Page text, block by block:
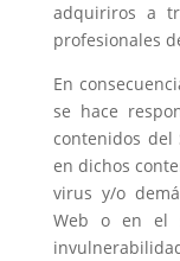
adquiriros a
profesionales
En
se hace
contenidos del
en dichos
virus y/o
Web o en el